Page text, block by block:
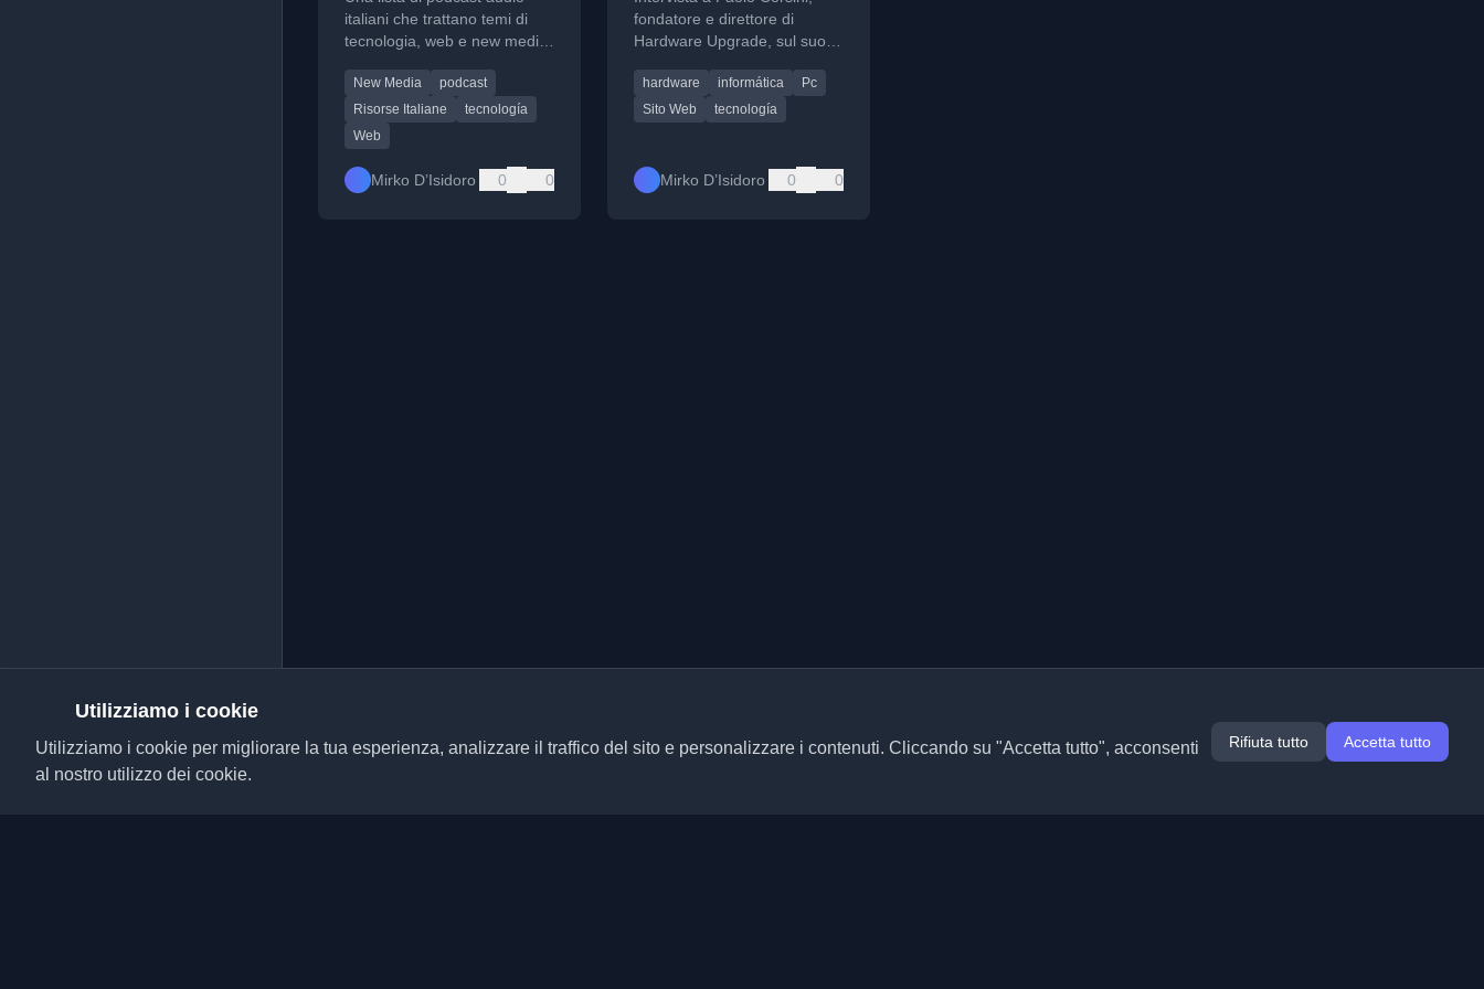
New Media
italiani che trattano temi di
tecnologia, web e new media,
ascoltare contenuti senza
pubblicità.
New Media
podcast
Risorse Italiane
tecnología
Web
Mirko D’Isidoro 0 0
fondatore e direttore di
Hardware Upgrade, sul suo
di hardware più letto in Italia.
hardware informática
Pc
Sito Web
tecnología
Mirko D’Isidoro 0 0
Utilizziamo i cookie
Utilizziamo i cookie per migliorare la tua esperienza, analizzare il traffico del sito e personalizzare i contenuti. Cliccando su "Accetta tutto", acconsenti
al nostro utilizzo dei cookie.
Rifiuta tutto Accetta tutto